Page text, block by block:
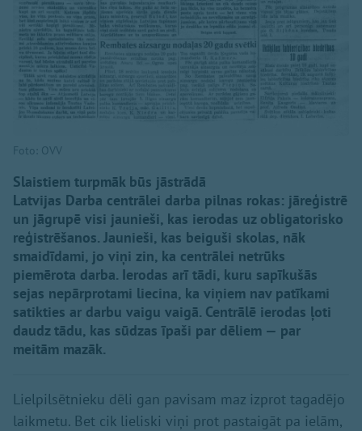
Foto: OVV
Slaistiem turpmāk būs jāstrādā
Latvijas Darba centrālei darba pilnas rokas: jāreģistrē
un jāgrupē visi jaunieši, kas ierodas uz obligatorisko
reģistrēšanos. Jaunieši, kas beiguši skolas, nāk
smaidīdami, jo viņi zin, ka centrālei netrūks
piemērota darba. Ierodas arī tādi, kuru sapīkušās
sejas nepārprotami liecina, ka viņiem nav patīkami
satikties ar darbu vaigu vaigā. Centrālē ierodas ļoti
daudz tādu, kas sūdzas īpaši par dēliem — par
meitām mazāk.
Lielpilsētnieku dēli gan pavisam maz izprot tagadējo
laikmetu. Bet cik lieliski viņi prot pastaigāt pa ielām,